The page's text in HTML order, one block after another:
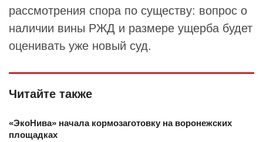
рассмотрения спора по существу: вопрос о
наличии вины РЖД и размере ущерба будет
оценивать уже новый суд.
Читайте также
«ЭкоНива» начала кормозаготовку на воронежских
площадках